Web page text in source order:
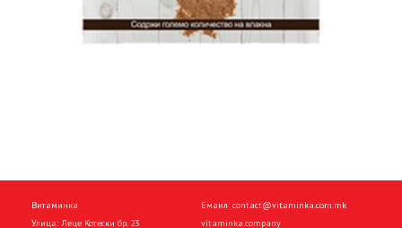
Витаминка
Улица: Леце Котески бр. 23
Емаил: contact@vitaminka.com.mk
vitaminka.company